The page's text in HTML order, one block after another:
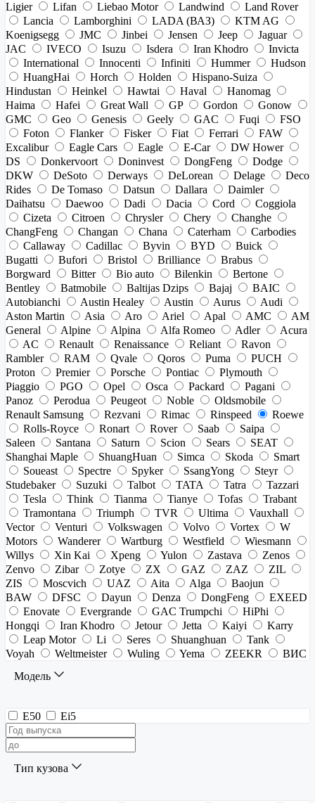
Ligier
Lifan Liebao Motor Landwind
Land Rover
Lancia
Lamborghini LADA (ВАЗ)
KTM AG
Koenigsegg
JMC Jinbei Jensen Jeep
Jaguar
JAC
IVECO Isuzu Isdera Iran Khodro
Invicta
International
Innocenti Infiniti Hummer
Hudson
HuangHai
Horch Holden
Hispano-Suiza
Hindustan
Heinkel Hawtai Haval
Hanomag
Haima
Hafei Great Wall GP Gordon
Gonow
GMC
Geo Genesis Geely GAC Fuqi
FSO
Foton
Flanker Fisker Fiat Ferrari
FAW
Excalibur
Eagle Cars Eagle E-Car
DW Hower
DS
Donkervoort Doninvest DongFeng
Dodge
DKW
DeSoto Derways DeLorean Delage
Deco
Rides
De Tomaso Datsun Dallara
Daimler
Daihatsu
Daewoo Dadi Dacia Cord
Coggiola
Cizeta
Citroen Chrysler Chery
Changhe
ChangFeng
Changan Chana Caterham
Carbodies
Callaway
Cadillac Byvin BYD
Buick
Bugatti
Bufori Bristol Brilliance
Brabus
Borgward
Bitter Bio auto Bilenkin
Bertone
Bentley
Batmobile Baltijas Dzips Bajaj
BAIC
Autobianchi
Austin Healey Austin Aurus
Audi
Aston Martin
Asia Aro Ariel Apal AMC
AM
General
Alpine Alpina Alfa Romeo Adler
Acura
AC
Renault Renaissance Reliant
Ravon
Rambler
RAM Qvale Qoros Puma
PUCH
Proton
Premier Porsche Pontiac
Plymouth
Piaggio
PGO Opel Osca Packard
Pagani
Panoz
Perodua Peugeot Noble
Oldsmobile
Renault Samsung
Rezvani Rimac Rinspeed
Roewe
Rolls-Royce
Ronart Rover Saab
Saipa
Saleen
Santana Saturn Scion Sears
SEAT
Shanghai Maple
ShuangHuan Simca Skoda
Smart
Soueast
Spectre Spyker SsangYong
Steyr
Studebaker
Suzuki Talbot TATA Tatra
Tazzari
Tesla
Think Tianma Tianye Tofas
Trabant
Tramontana
Triumph TVR Ultima
Vauxhall
Vector
Venturi Volkswagen Volvo Vortex
W
Motors
Wanderer Wartburg Westfield
Wiesmann
Willys
Xin Kai Xpeng Yulon Zastava
Zenos
Zenvo
Zibar Zotye ZX GAZ ZAZ
ZIL
ZIS
Moscvich UAZ Aita Alga
Baojun
BAW
DFSC Dayun Denza DongFeng
EXEED
Enovate
Evergrande GAC Trumpchi
HiPhi
Hongqi
Iran Khodro Jetour Jetta Kaiyi
Karry
Leap Motor
Li Seres Shuanghuan
Tank
Voyah
Weltmeister Wuling Yema ZEEKR
ВИС
Модель
E50 Ei5
Тип кузова